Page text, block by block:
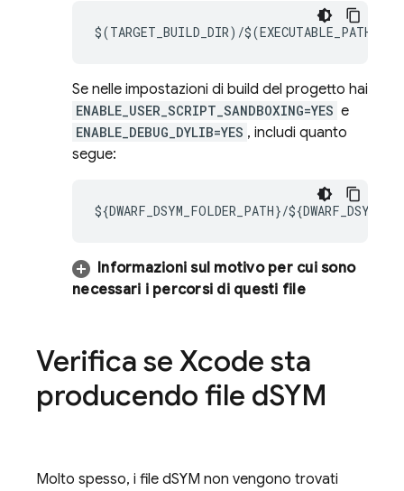
$(TARGET_BUILD_DIR)/$(EXECUTABLE_PATH)
Se nelle impostazioni di build del progetto hai
ENABLE_USER_SCRIPT_SANDBOXING=YES e
ENABLE_DEBUG_DYLIB=YES , includi quanto
segue:
${DWARF_DSYM_FOLDER_PATH}/
Informazioni sul motivo per cui sono
necessari i percorsi di questi file
Verifica se Xcode sta
producendo file dSYM
Molto spesso, i file dSYM non vengono trovati